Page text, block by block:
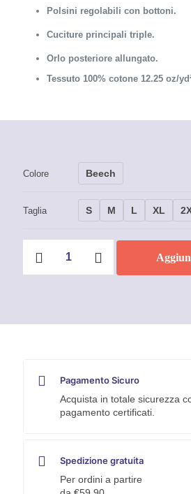
Polsini regolabili con bottoni.
Cuciture principali triple.
Orlo posteriore allungato.
Tessuto 100% cotone 12.25 oz/
Colore Beech
Taglia S M L XL
Carhartt
Pagamento Sicuro
Acquista in totale sicurezza
pagamento certificati.
Spedizione gratuita
Per ordini a partire